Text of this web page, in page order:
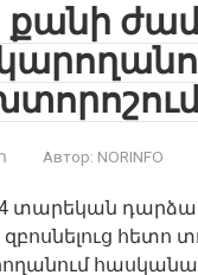
քանի
Автор: NORINFO
տարեկան
հետո